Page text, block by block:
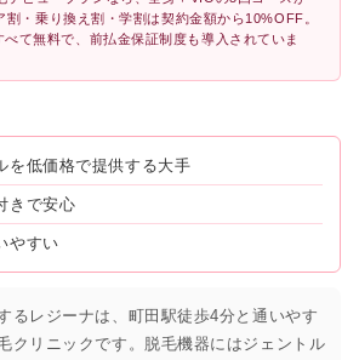
・乗り換え割・学割は契約金額から10%OFF。
て無料で、前払金保証制度も導入されていま
を低価格で提供する大手
きで安心
やすい
るレジーナは、町田駅徒歩4分と通いやす
クリニックです。脱毛機器にはジェントル